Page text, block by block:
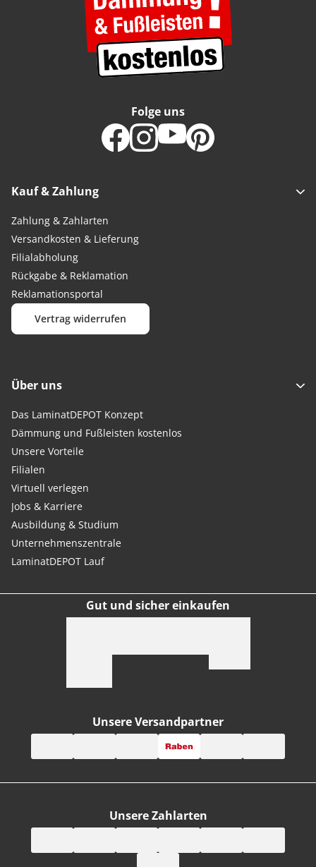
Kauf & Zahlung
Zahlung & Zahlarten
Versandkosten & Lieferung
Filialabholung
Rückgabe & Reklamation
Reklamationsportal
Vertrag widerrufen
Folge uns
Über uns
Das LaminatDEPOT Konzept
Dämmung und Fußleisten kostenlos
Unsere Vorteile
Filialen
Virtuell verlegen
Jobs & Karriere
Ausbildung & Studium
Unternehmenszentrale
LaminatDEPOT Lauf
Gut und sicher einkaufen
Unsere Zahlarten
Unsere Versandpartner